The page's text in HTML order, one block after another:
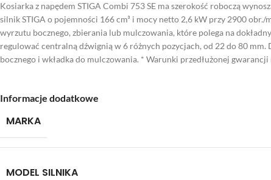
Kosiarka z napędem STIGA Combi 753 SE ma szerokość roboczą
silnik STIGA o pojemności 166 cm³ i mocy netto 2,6 kW przy 2900
wyrzutu bocznego, zbierania lub mulczowania, które polega na
regulować centralną dźwignią w 6 różnych pozycjach, od 22 do 80
bocznego i wkładka do mulczowania. * Warunki przedłużonej
Informacje dodatkowe
MARKA
MODEL SILNIKA